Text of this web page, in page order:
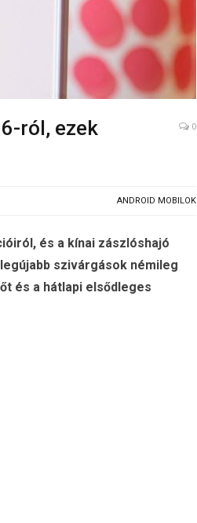
ról, ezek
0
ANDROID MOBILOK
és a kínai zászlóshajó
szivárgások némileg
és a hátlapi elsődleges